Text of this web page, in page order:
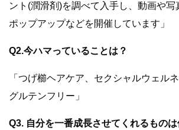
ント(潤滑剤)を調べて入手し、動画や写
ポップアップなどを開催しています」
Q2.今ハマっていることは？
「つげ櫛ヘアケア、セクシャルウェル
グルテンフリー」
Q3. 自分を一番成長させてくれるものは